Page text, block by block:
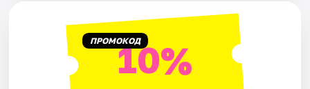
ПРОМОКОД10%